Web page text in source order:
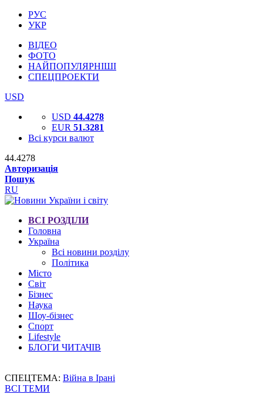
РУС
УКР
ВІДЕО
ФОТО
НАЙПОПУЛЯРНІШІ
СПЕЦПРОЕКТИ
USD
USD 44.4278
EUR 51.3281
Всі курси валют
44.4278
Авторизація
Пошук
RU
ВСІ РОЗДІЛИ
Головна
Україна
Всі новини розділу
Політика
Місто
Світ
Бізнес
Наука
Шоу-бізнес
Спорт
Lifestyle
БЛОГИ ЧИТАЧІВ
СПЕЦТЕМА: Війна в Ірані
ВСІ ТЕМИ